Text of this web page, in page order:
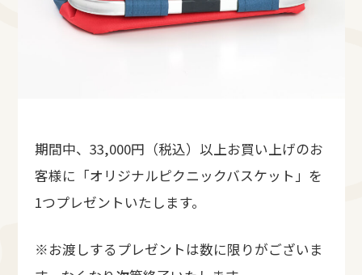
期間中、33,000円（税込）以上お買い上げのお
客様に「オリジナルピクニックバスケット」を
1つプレゼントいたします。
※お渡しするプレゼントは数に限りがございま